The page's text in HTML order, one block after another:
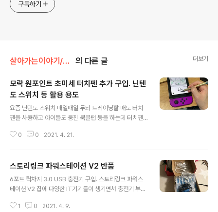
구독하기
살아가는이야기/내돈내산 의 다른 글 더보기
모락 원포인트 초미세 터치펜 추가 구입. 닌텐
도 스위치 등 활용 용도
요즘 닌텐도 스위치 매일매일 두뇌 트레이닝할 때도 터치
펜을 사용하고 아이들도 웅진 북클럽 등을 하는데 터치펜
매일 두뇌 트레이닝 터치펜이 괜찮긴 한데 마트에 가도 안
있는데요. 쿠팡 구매 링크: coupa.ng/bSmulg (이 링크
를 통해 구입하면 저에게 약간의 이익이 생깁니다) 모락 원
포인트 초미세 터치펜 COUPANG www.coupang.co
글씨 쓰기에 괜찮더군요. 매일매일 두뇌 트레이닝의 스토
0 0 2021. 4. 21.
스토리링크 파워스테이션 V2 반품
6포트 퀵차지 3.0 USB 충전기 구입. 스토리링크 파워스
테이션 V2 집에 다양한 IT기기들이 생기면서 충전기 부족
마사지기라던지 여러 휴대용 기기들의 충전도 USB로 하
1 0 2021. 4. 9.